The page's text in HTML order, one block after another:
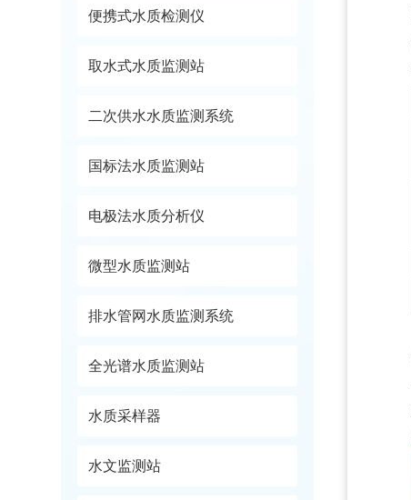
便携式水质检测仪
取水式水质监测站
二次供水水质监测系统
国标法水质监测站
电极法水质分析仪
微型水质监测站
排水管网水质监测系统
全光谱水质监测站
水质采样器
水文监测站